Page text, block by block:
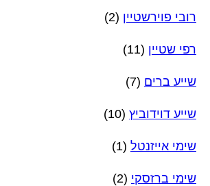
רובי פוירשטיין (2)
רפי שטיין (11)
שייע ברים (7)
שייע דוידוביץ (10)
שימי אייזנטל (1)
שימי ברזסקי (2)